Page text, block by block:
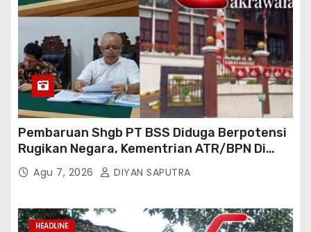
Pembaruan Shgb PT BSS Diduga Berpotensi
Rugikan Negara, Kementrian ATR/BPN Di
Gugat Di PTUN Jakarta
Agu 7, 2026 DIYAN SAPUTRA
HEADLINE